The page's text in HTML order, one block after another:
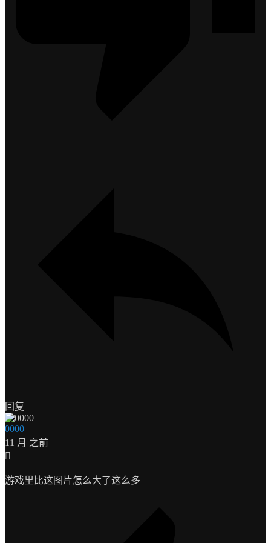
回复
0000
11 月 之前
游戏里比这图片怎么大了这么多